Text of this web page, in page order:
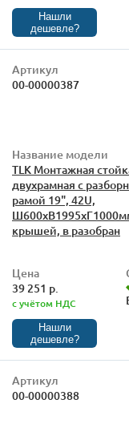
Нашли
дешевле?
Артикул
00-00000387
Название модели
TLK Монтажная
двухрамная с
рамой 19", 42U,
крышей, в разобран
Цена
39 251 р.
с учётом НДС
Нашли
дешевле?
Артикул
00-00000388